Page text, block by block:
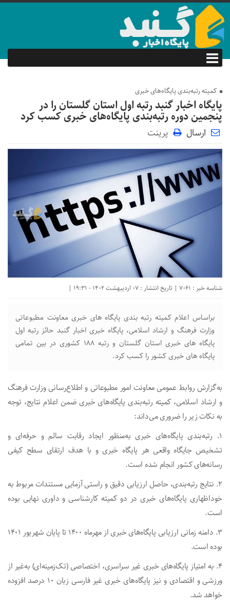
کمیته رتبه‌بندی پایگاه‌های خبری
پایگاه اخبار گنبد رتبه اول استان گلستان را در
پنجمین دوره رتبه‌بندی پایگاه‌های خبری کسب کرد
ارسال پرینت
شناسه خبر : 7061 | تاریخ انتشار : 07 اردیبهشت 1402 - 19:31 |
براساس اعلام کمیته رتبه بندی پایگاه های خبری معاونت مطبوعاتی
وزارت فرهنگ و ارشاد اسلامی، پایگاه خبری اخبار گنبد حائز رتبه اول
پایگاه های خبری استان گلستان و رتبه 188 کشوری در بین تمامی
پایگاه های خبری کشور را کسب کرد.
به‌گزارش روابط‌ عمومی معاونت امور مطبوعاتی و اطلاع‌رسانی وزارت فرهنگ
و ارشاد اسلامی، کمیته رتبه‌بندی پایگاه‌های خبری ضمن اعلام نتایج، توجه
به نکات زیر را ضروری می‌داند:
1. رتبه‌بندی پایگاه‌های خبری به‌منظور ایجاد رقابت سالم و حرفه‌ای و
تشخیص جایگاه واقعی هر پایگاه خبری و با هدف ارتقای سطح کیفی
رسانه‌های کشور انجام شده‌ است‌.
2. نتایج رتبه‌بندی، حاصل ارزیابی دقیق و راستی آزمایی مستندات مربوط به
خوداظهاری پایگاه‌های خبری در دو کمیته کارشناسی و داوری نهایی بوده
است.
3. دامنه زمانی ارزیابی پایگاه‌های خبری از مهرماه ۱۴۰۰ تا پایان شهریور ۱۴۰۱
بوده است.
4. به امتیاز پایگاه‌های خبری غیر سراسری، اختصاصی (تک‌زمینه‌ای) به‌غیر از
ورزشی و اقتصادی و نیز پایگاه‌های خبری غیر فارسی‌ زبان ۱۰ درصد افزوده
خواهد شد.